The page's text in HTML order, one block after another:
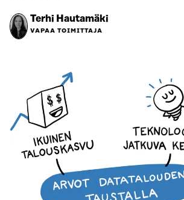
Terhi Hautamäki
VAPAA TOIMITTAJA